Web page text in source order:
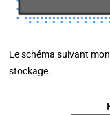
Le schéma suivant
stockage.